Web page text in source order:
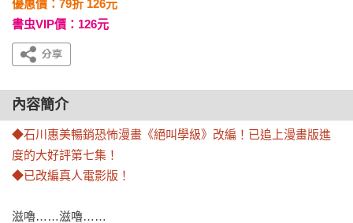
優惠價：79折 126元
書虫VIP價：126元
內容簡介
◆石川惠美暢銷恐怖漫畫《絕叫學級》改編！已追上漫畫版進
度的大好評第七集！
◆已改編真人電影版！
滋嚕……滋嚕……